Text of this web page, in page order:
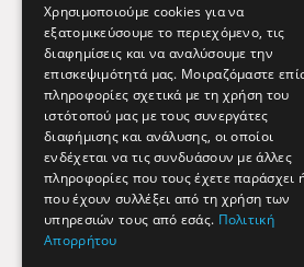
Εφημερεύοντα
Απόρρητο
Όροι Χρήσης
Πολιτική προστασίας
Findhere
Χρησιμοποιούμε cookies για να
εξατομικεύσουμε το περιεχόμενο, τις
διαφημίσεις και να αναλύσουμε την
επισκεψιμότητά μας. Μοιραζόμαστε
πληροφορίες σχετικά με τη χρήση του
ιστότοπού μας με τους συνεργάτες
διαφήμισης και ανάλυσης, οι οποίοι
ενδέχεται να τις συνδυάσουν με άλλες
πληροφορίες που τους έχετε παράσχει
που έχουν συλλέξει από τη χρήση των
υπηρεσιών τους από εσάς. Πολιτική
Απορρήτου